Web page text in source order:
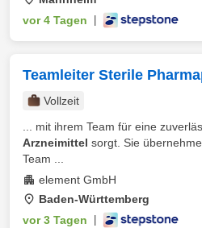
vor 4 Tagen
Teamleiter Sterile
Vollzeit
... mit ihrem Team für eine
Arzneimittel sorgt. Sie
Team ...
element GmbH
Baden-Württemberg
vor 3 Tagen